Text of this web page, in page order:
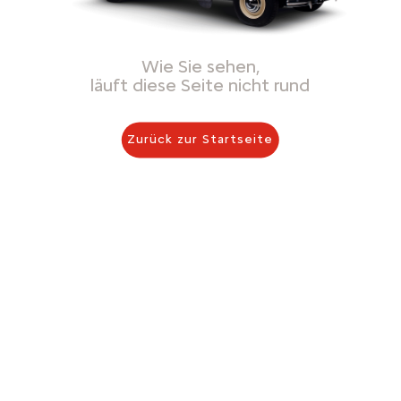
Wie Sie sehen,
läuft diese Seite nicht rund
Zurück zur Startseite